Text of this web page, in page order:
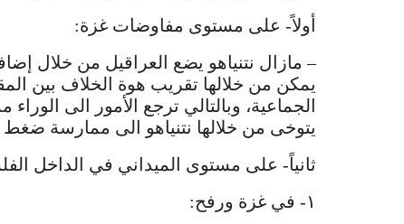
أولاً- على مستوى مفاوضات غزة:
– مازال نتنياهو يضع العراقيل من خلال
يمكن من خلالها تقريب هوة الخلاف بين
الجماعية، وبالتالي ترجع الأمور الى
يتوخى من خلالها نتنياهو الى ممارسة ضغط
ثانياً- على مستوى الميداني في الداخل
١- في غزة ورفح: